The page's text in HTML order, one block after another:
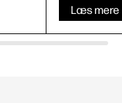
Læs mere